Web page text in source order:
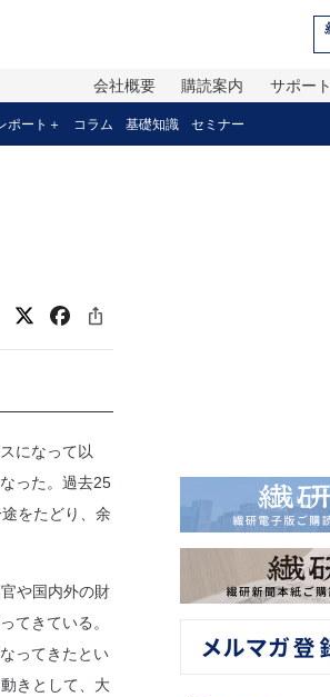
サポート
購読案内
会社概要
ポート＋ コラム 基礎知識 セミナー
になって以
った。過去25
をたどり、余
や国内外の財
てきている。
ってきたとい
きとして、大